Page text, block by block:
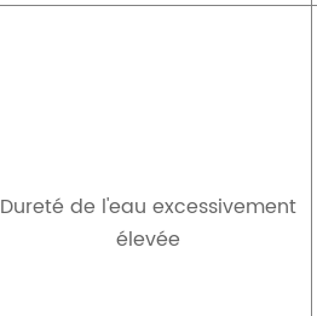
Dureté de l'eau excessivement
élevée